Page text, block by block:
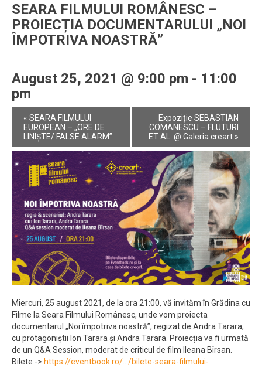
SEARA FILMULUI ROMÂNESC –
PROIECȚIA DOCUMENTARULUI „NOI
ÎMPOTRIVA NOASTRĂ”
August 25, 2021 @ 9:00 pm - 11:00
pm
Event
Navigation
« SEARA FILMULUI
EUROPEAN – „ORE DE
LINIȘTE/ FALSE ALARM”
Expoziție SEBASTIAN
COMANESCU – FLUTURI
ET AL. @ Galeria creart »
Miercuri, 25 august 2021, de la ora 21:00, vă invităm în Grădina cu
Filme la Seara Filmului Românesc, unde vom proiecta
documentarul „Noi împotriva noastră”, regizat de Andra Tarara,
cu protagoniștii Ion Tarara și Andra Tarara. Proiecția va fi urmată
de un Q&A Session, moderat de criticul de film Ileana Bîrsan.
Bilete -> https://eventbook.ro/…/bilete-seara-filmului-